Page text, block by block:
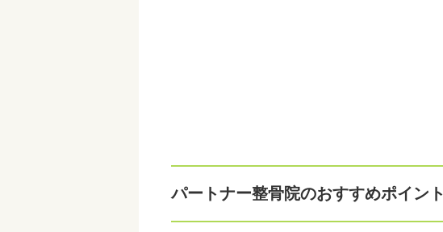
パートナー整骨院のおすすめポイント